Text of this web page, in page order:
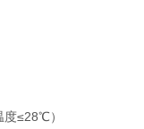
≤28℃）